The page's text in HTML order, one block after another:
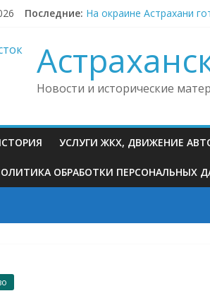
Последние: На окраине Астрахани
В Астрахани устроят
В Астрахани вслед за
Новости и исторические
УСЛУГИ ЖКХ, ДВИЖЕНИЕ
ОБРАБОТКИ ПЕРСОНАЛЬНЫХ